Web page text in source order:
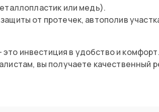
или медь).
от протечек, автополив
инвестиция в удобство и
вы получаете